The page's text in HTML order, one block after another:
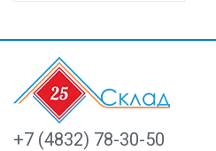
+7 (4832) 78-30-50